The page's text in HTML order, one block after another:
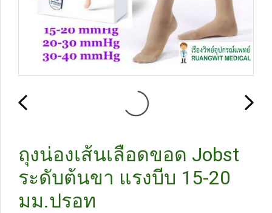
ถุงน่องเส้นเลือดขอด Jobst
ระดับต้นขา แรงบีบ 15-20
มม.ปรอท